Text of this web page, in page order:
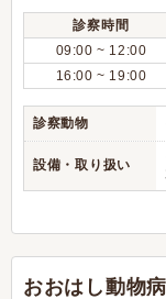
診察時間
09:00 ~ 12:00
16:00 ~ 19:00
診察動物
設備・取り扱い
おおはし動物